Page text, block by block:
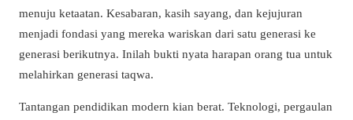
menuju ketaatan. Kesabaran, kasih sayang, dan kejujuran
menjadi fondasi yang mereka wariskan dari satu generasi ke
generasi berikutnya. Inilah bukti nyata harapan orang tua untuk
melahirkan generasi taqwa.
Tantangan pendidikan modern kian berat. Teknologi, pergaulan